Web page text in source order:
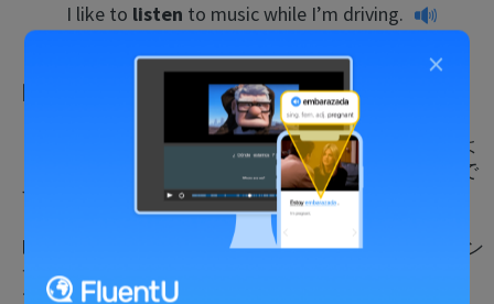
I like to listen to music while I’m driving.
これらの動詞は何かを耳で聞くという点でとてもよ
く似ているのですが、違いは興味があるかどうかで
す。
listenは興味をもって聴くということ。例えば、コン
サートではメロディーに集中して音色を楽しむの
で、音楽を聴きます（listen）。
×